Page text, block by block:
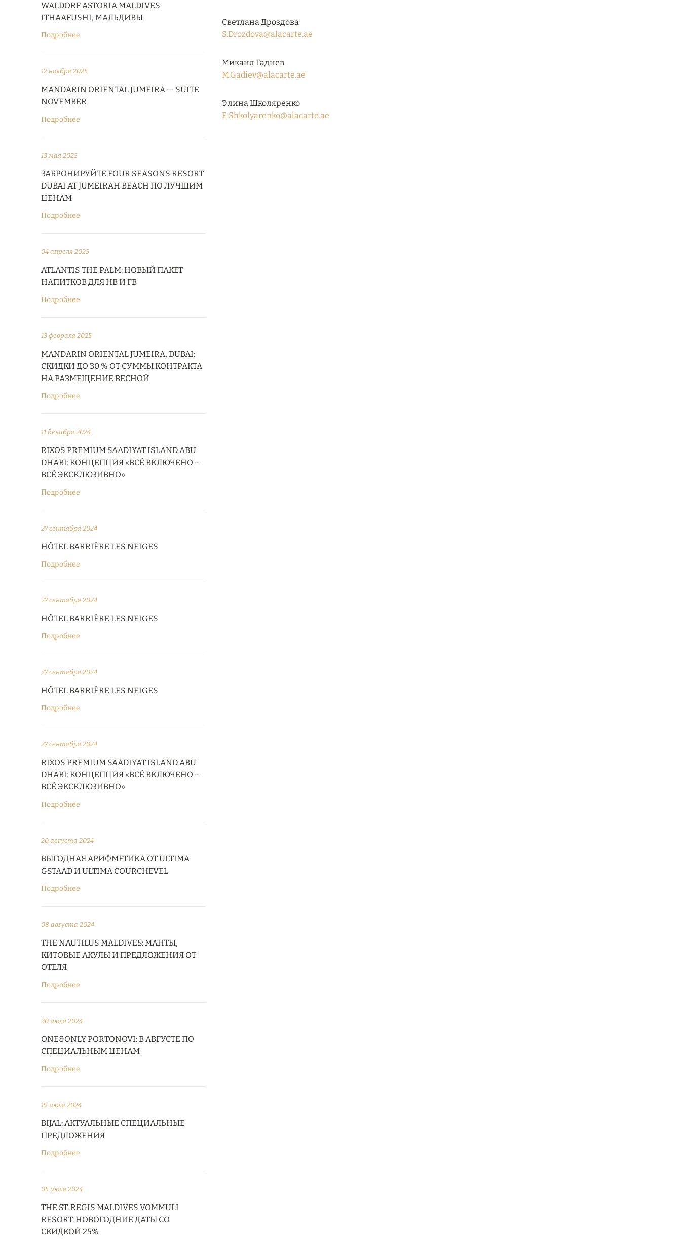
WALDORF ASTORIA MALDIVES
ITHAAFUSHI, МАЛЬДИВЫ
Подробнее
12 ноября 2025
MANDARIN ORIENTAL JUMEIRA — SUITE
NOVEMBER
Подробнее
13 мая 2025
ЗАБРОНИРУЙТЕ FOUR SEASONS RESORT
DUBAI AT JUMEIRAH BEACH ПО ЛУЧШИМ
ЦЕНАМ
Подробнее
04 апреля 2025
ATLANTIS THE PALM: НОВЫЙ ПАКЕТ
НАПИТКОВ ДЛЯ HB И FB
Подробнее
13 февраля 2025
MANDARIN ORIENTAL JUMEIRA, DUBAI:
СКИДКИ ДО 30 % ОТ СУММЫ КОНТРАКТА
НА РАЗМЕЩЕНИЕ ВЕСНОЙ
Подробнее
11 декабря 2024
RIXOS PREMIUM SAADIYAT ISLAND ABU
DHABI: КОНЦЕПЦИЯ «ВСЁ ВКЛЮЧЕНО –
ВСЁ ЭКСКЛЮЗИВНО»
Подробнее
27 сентября 2024
HÔTEL BARRIÈRE LES NEIGES
Подробнее
27 сентября 2024
HÔTEL BARRIÈRE LES NEIGES
Подробнее
27 сентября 2024
HÔTEL BARRIÈRE LES NEIGES
Подробнее
27 сентября 2024
RIXOS PREMIUM SAADIYAT ISLAND ABU
DHABI: КОНЦЕПЦИЯ «ВСЁ ВКЛЮЧЕНО –
ВСЁ ЭКСКЛЮЗИВНО»
Подробнее
20 августа 2024
ВЫГОДНАЯ АРИФМЕТИКА ОТ ULTIMA
GSTAAD И ULTIMA COURCHEVEL
Подробнее
08 августа 2024
THE NAUTILUS MALDIVES: МАНТЫ,
КИТОВЫЕ АКУЛЫ И ПРЕДЛОЖЕНИЯ ОТ
ОТЕЛЯ
Подробнее
30 июля 2024
ONE&ONLY PORTONOVI: В АВГУСТЕ ПО
СПЕЦИАЛЬНЫМ ЦЕНАМ
Подробнее
19 июля 2024
BIJAL: АКТУАЛЬНЫЕ СПЕЦИАЛЬНЫЕ
ПРЕДЛОЖЕНИЯ
Подробнее
05 июля 2024
THE ST. REGIS MALDIVES VOMMULI
RESORT: НОВОГОДНИЕ ДАТЫ СО
СКИДКОЙ 25%
Светлана Дроздова
S.Drozdova@alacarte.ae
Микаил Гадиев
M.Gadiev@alacarte.ae
Элина Школяренко
E.Shkolyarenko@alacarte.ae